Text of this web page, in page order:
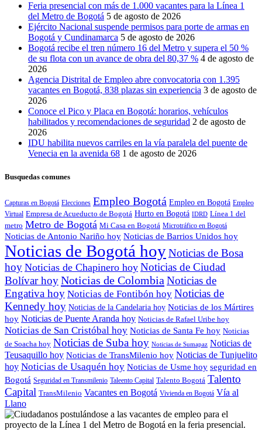
Feria presencial con más de 1.000 vacantes para la Línea 1
del Metro de Bogotá 5 de agosto de 2026
Ejército Nacional suspende permisos para porte de armas en
Bogotá y Cundinamarca 5 de agosto de 2026
Bogotá recibe el tren número 16 del Metro y supera el 50 %
de su flota con un avance de obra del 80,37 % 4 de agosto de
2026
Agencia Distrital de Empleo abre convocatoria con 1.395
vacantes en Bogotá, 838 plazas sin experiencia 3 de agosto de
2026
Conoce el Pico y Placa en Bogotá: horarios, vehículos
habilitados y recomendaciones de seguridad 2 de agosto de
2026
IDU habilita nuevos carriles en la vía paralela del puente de
Venecia en la avenida 68 1 de agosto de 2026
Busquedas comunes
Capturas en Bogotá Elecciones Empleo Bogotá Empleo en Bogotá Empleo
Virtual Empresa de Acueducto de Bogotá Hurto en Bogotá IDRD Línea 1 del
metro Metro de Bogotá Mi Casa en Bogotá Microtráfico en Bogotá
Noticias de Antonio Nariño hoy Noticias de Barrios Unidos hoy
Noticias de Bogotá hoyNoticias de Bosa
hoy Noticias de Chapinero hoy Noticias de Ciudad
Bolívar hoyNoticias de Colombia Noticias de
Engativa hoy Noticias de Fontibón hoy Noticias de
Kennedy hoy Noticias de la Candelaria hoy Noticias de los Mártires
hoy Noticias de Puente Aranda hoy Noticias de Rafael Uribe hoy
Noticias de San Cristóbal hoy Noticias de Santa Fe hoy Noticias
de Soacha hoy Noticias de Suba hoy Noticias de Sumapaz Noticias de
Teusaquillo hoy Noticias de TransMilenio hoy Noticias de Tunjuelito
hoy Noticias de Usaquén hoy Noticias de Usme hoy seguridad en
Bogotá Seguridad en Transmilenio Taleento Capital Talento Bogotá Talento
Capital TransMilenio Vacantes en Bogotá Vivienda en Bogotá Vía al
Llano